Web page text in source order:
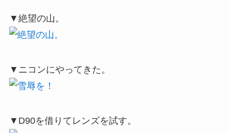
▼絶望の山。
▼ニコンにやってきた。
▼D90を借りてレンズを試す。